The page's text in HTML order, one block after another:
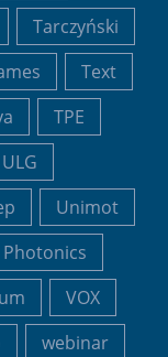
Tarczyński
Text
TPE
ULG
Unimot
VOX
webinar